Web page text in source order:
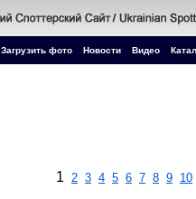
Загрузить фото Новости Видео
1 2 3 4 5 6 7 8 9 10